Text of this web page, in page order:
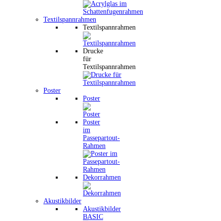
Textilspannrahmen
Textilspannrahmen
Drucke
für
Textilspannrahmen
Poster
Poster
Poster
im
Passepartout-
Rahmen
Dekorrahmen
Akustikbilder
Akustikbilder
BASIC